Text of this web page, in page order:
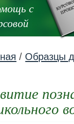
с
/ Образцы